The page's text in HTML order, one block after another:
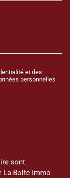
et des
personnelles
sont
La Boite Immo